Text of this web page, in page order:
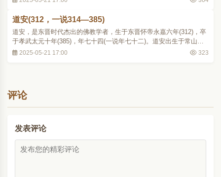
群、学识渊博并热忱讲导，有天竺、康居名..
道安(312，一说314—385)
道安，是东晋时代杰出的佛教学者，生于东晋怀帝永嘉六年(312)，卒
于孝武太元十年(385)，年七十四(一说年七十二)。道安出生于常山扶
柳县(今河北省冀县境)的一个读书人家里。由于世乱，早丧父母，从小
2025-05-21 17:00 323
评论
发表评论